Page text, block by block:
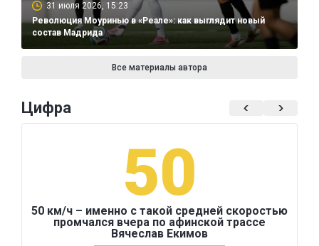
31 июля 2026, 15:23
Революция Моуринью в «Реале»: как выглядит новый
состав Мадрида
Все материалы автора
Цифра
50
50 км/ч – именно с такой средней скоростью
промчался вчера по афинской трассе
Вячеслав Екимов